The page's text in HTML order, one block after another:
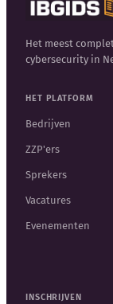
Het meest
cybersecurity in
HET PLATFORM
Bedrijven
ZZP'ers
Sprekers
Vacatures
Evenementen
INSCHRIJVEN